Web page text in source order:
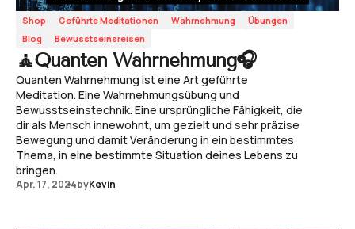
Shop Geführte Meditationen Wahrnehmung
Übungen
Blog
Bewusstseinsreisen
🧘Quanten Wahrnehmung🎧
Quanten Wahrnehmung ist eine Art geführte
Meditation. Eine Wahrnehmungsübung und
Bewusstseinstechnik. Eine ursprüngliche Fähigkeit, die
dir als Mensch innewohnt, um gezielt und sehr präzise
Bewegung und damit Veränderung in ein bestimmtes
Thema, in eine bestimmte Situation deines Lebens zu
bringen.
Apr. 17, 2024byKevin